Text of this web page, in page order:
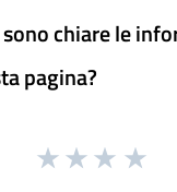
chiare le
pagina?